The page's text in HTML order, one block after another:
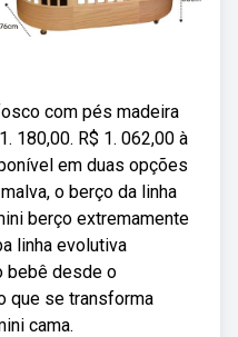
com pés madeira
180,00. R$ 1. 062,00 à
em duas opções
o berço da linha
berço extremamente
linha evolutiva
bebê desde o
que se transforma
cama.